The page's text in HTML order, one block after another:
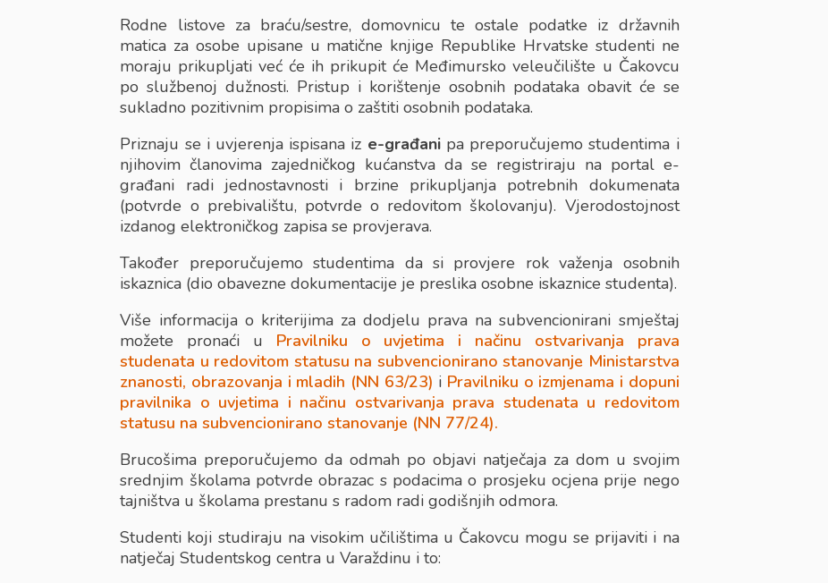
Rodne listove za braću/sestre, domovnicu te ostale podatke iz državnih
matica za osobe upisane u matične knjige Republike Hrvatske studenti ne
moraju prikupljati već će ih prikupit će Međimursko veleučilište u Čakovcu
po službenoj dužnosti. Pristup i korištenje osobnih podataka obavit će se
sukladno pozitivnim propisima o zaštiti osobnih podataka.
Priznaju se i uvjerenja ispisana iz e-građanipa preporučujemo studentima i
njihovim članovima zajedničkog kućanstva da se registriraju na portal e-
građani radi jednostavnosti i brzine prikupljanja potrebnih dokumenata
(potvrde o prebivalištu, potvrde o redovitom školovanju). Vjerodostojnost
izdanog elektroničkog zapisa se provjerava.
Također preporučujemo studentima da si provjere rok važenja osobnih
iskaznica (dio obavezne dokumentacije je preslika osobne iskaznice studenta).
Više informacija o kriterijima za dodjelu prava na subvencionirani smještaj
možete pronaći u Pravilniku o uvjetima i načinu ostvarivanja prava
studenata u redovitom statusu na subvencionirano stanovanje Ministarstva
znanosti, obrazovanja i mladih (NN 63/23) i Pravilniku o izmjenama i dopuni
pravilnika o uvjetima i načinu ostvarivanja prava studenata u redovitom
statusu na subvencionirano stanovanje (NN 77/24).
Brucošima preporučujemo da odmah po objavi natječaja za dom u svojim
srednjim školama potvrde obrazac s podacima o prosjeku ocjena prije nego
tajništva u školama prestanu s radom radi godišnjih odmora.
Studenti koji studiraju na visokim učilištima u Čakovcu mogu se prijaviti i na
natječaj Studentskog centra u Varaždinu i to: